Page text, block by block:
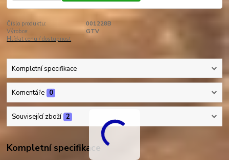
Číslo produktu:
001228B
Výrobce:
GTV
Hlídat cenu / dostupnost
Kompletní specifikace
Komentáře 0
Související zboží 2
Kompletní specifikace